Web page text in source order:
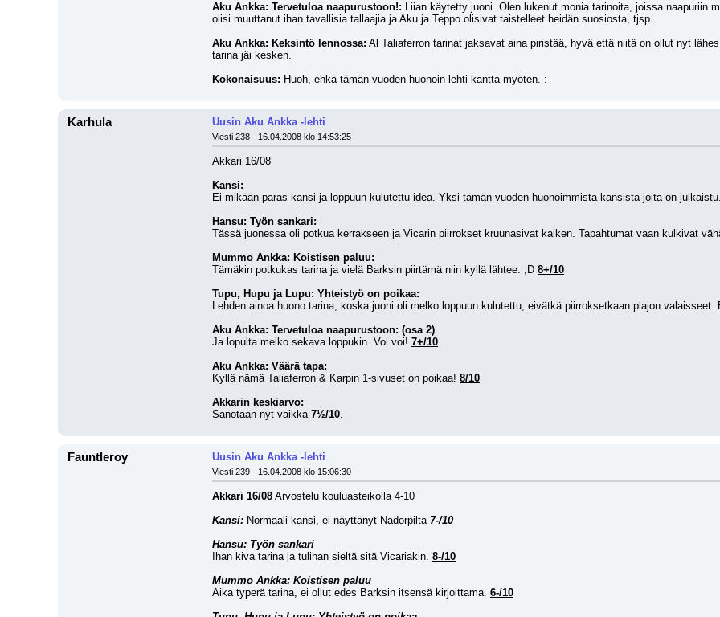
Aku Ankka: Tervetuloa naapurustoon!: Liian käytetty juoni. Olen lukenut monia tarinoita, joissa naapuriin
olisi muuttanut ihan tavallisia tallaajia ja Aku ja Teppo olisivat taistelleet heidän suosiosta, tjsp.
Aku Ankka: Keksintö lennossa: Al Taliaferron tarinat jaksavat aina piristää, hyvä että niitä on ollut nyt
tarina jäi kesken.
Kokonaisuus: Huoh, ehkä tämän vuoden huonoin lehti kantta myöten. :-
Karhula Uusin Aku Ankka -lehti
Viesti 238 - 16.04.2008 klo 14:53:25
Akkari 16/08
Kansi:
Ei mikään paras kansi ja loppuun kulutettu idea. Yksi tämän vuoden huonoimmista kansista joita on
Hansu: Työn sankari:
Tässä juonessa oli potkua kerrakseen ja Vicarin piirrokset kruunasivat kaiken. Tapahtumat vaan kulkivat
Mummo Ankka: Koistisen paluu:
Tämäkin potkukas tarina ja vielä Barksin piirtämä niin kyllä lähtee. ;D 8+/10
Tupu, Hupu ja Lupu: Yhteistyö on poikaa:
Lehden ainoa huono tarina, koska juoni oli melko loppuun kulutettu, eivätkä piirroksetkaan plajon valaisseet.
Aku Ankka: Tervetuloa naapurustoon: (osa 2)
Ja lopulta melko sekava loppukin. Voi voi! 7+/10
Aku Ankka: Väärä tapa:
Kyllä nämä Taliaferron & Karpin 1-sivuset on poikaa! 8/10
Akkarin keskiarvo:
Sanotaan nyt vaikka 7½/10.
Fauntleroy Uusin Aku Ankka -lehti
Viesti 239 - 16.04.2008 klo 15:06:30
Akkari 16/08 Arvostelu kouluasteikolla 4-10
Kansi: Normaali kansi, ei näyttänyt Nadorpilta 7-/10
Hansu: Työn sankari
Ihan kiva tarina ja tulihan sieltä sitä Vicariakin. 8-/10
Mummo Ankka: Koistisen paluu
Aika typerä tarina, ei ollut edes Barksin itsensä kirjoittama. 6-/10